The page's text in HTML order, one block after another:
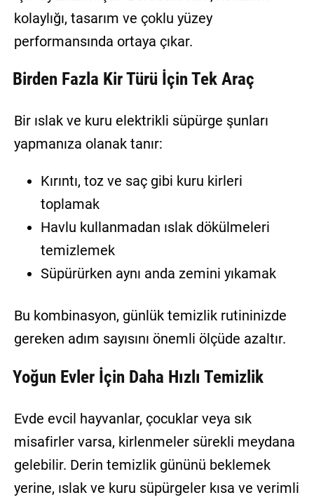
kolaylığı, tasarım ve çoklu yüzey
performansında ortaya çıkar.
Birden Fazla Kir Türü İçin Tek Araç
Bir ıslak ve kuru elektrikli süpürge şunları
yapmanıza olanak tanır:
Kırıntı, toz ve saç gibi kuru kirleri
toplamak
Havlu kullanmadan ıslak dökülmeleri
temizlemek
Süpürürken aynı anda zemini yıkamak
Bu kombinasyon, günlük temizlik rutininizde
gereken adım sayısını önemli ölçüde azaltır.
Yoğun Evler İçin Daha Hızlı Temizlik
Evde evcil hayvanlar, çocuklar veya sık
misafirler varsa, kirlenmeler sürekli meydana
gelebilir. Derin temizlik gününü beklemek
yerine, ıslak ve kuru süpürgeler kısa ve verimli